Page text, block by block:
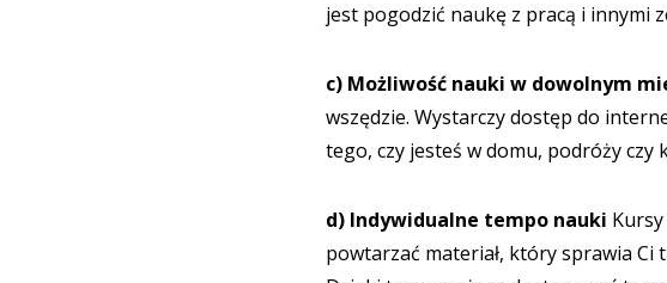
jest pogodzić naukę z pracą i innymi
c) Możliwość nauki w dowolnym
wszędzie. Wystarczy dostęp do
tego, czy jesteś w domu, podróży czy
d) Indywidualne tempo nauki
powtarzać materiał, który sprawia Ci